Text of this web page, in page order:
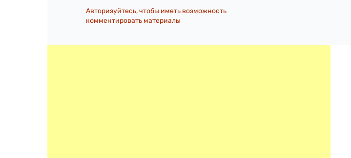
Авторизуйтесь, чтобы иметь возможность
комментировать материалы